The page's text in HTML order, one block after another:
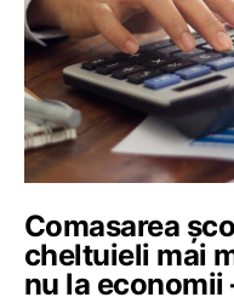
Comasarea
cheltuieli mai
nu la economii